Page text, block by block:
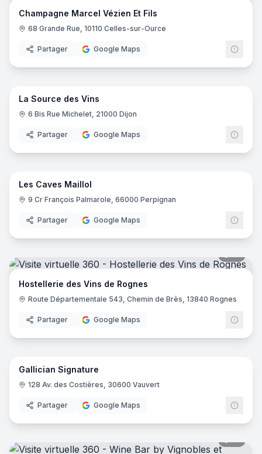
Champagne Marcel Vézien Et Fils
68 Grande Rue, 10110 Celles-sur-Ource
Partager Google Maps
9
La Source des Vins
6 Bis Rue Michelet, 21000 Dijon
Partager Google Maps
11
Les Caves Maillol
9 Cr François Palmarole, 66000 Perpignan
Partager Google Maps
Hostellerie des Vins de Rognes
Route Départementale 543, Chemin de Brès, 13840 Rognes
Partager Google Maps
17
Gallician Signature
128 Av. des Costières, 30600 Vauvert
Partager Google Maps